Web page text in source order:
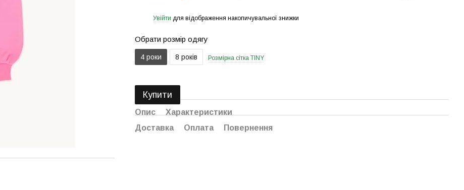
Увійти для відображення накопичувальної знижки
Обрати розмір одягу
4 роки 8 років Розмірна сітка TINY
Купити
Опис
Характеристики
Доставка
Оплата Повернення